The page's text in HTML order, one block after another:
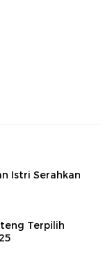
Istri Serahkan
Terpilih